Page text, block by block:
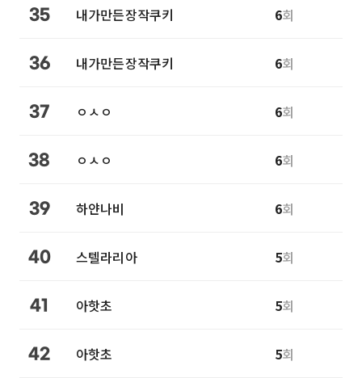
35 내가만든장작쿠키 6회
36 내가만든장작쿠키 6회
37 ㅇㅅㅇ 6회
38 ㅇㅅㅇ 6회
39 하얀나비 6회
40 스텔라리아 5회
41 아핫초 5회
42 아핫초 5회